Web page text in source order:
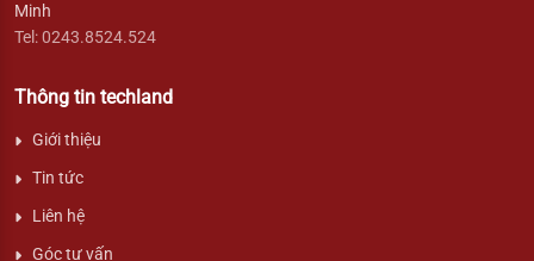
Minh
Tel: 0243.8524.524
Thông tin techland
Giới thiệu
Tin tức
Liên hệ
Góc tư vấn